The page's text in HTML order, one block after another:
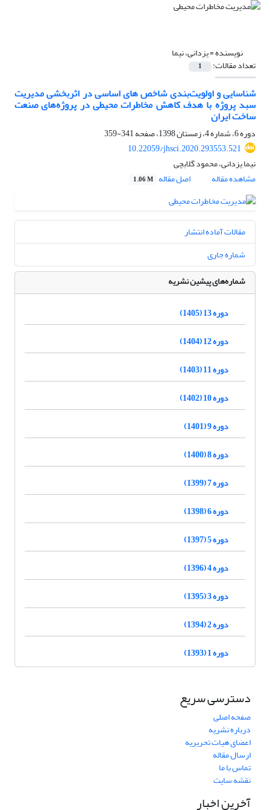
نویسنده =یزدانی، نیما
تعداد مقالات: 1
شناسایی و اولویت‌بندی شاخص های اساسی در اثربخشی مدیریت
سبد پروژه با هدف کاهش مخاطرات محیطی در پروژه‌های صنعت
ساخت ایران
دوره 6، شماره 4، زمستان 1398، صفحه
341-359
10.22059/jhsci.2020.293553.521
نیما یزدانی، محمود گلابچی
مشاهده مقاله
اصل مقاله 1.06 M
مقالات آماده انتشار
شماره جاری
شماره‌های پیشین نشریه
دوره 13 (1405)
دوره 12 (1404)
دوره 11 (1403)
دوره 10 (1402)
دوره 9 (1401)
دوره 8 (1400)
دوره 7 (1399)
دوره 6 (1398)
دوره 5 (1397)
دوره 4 (1396)
دوره 3 (1395)
دوره 2 (1394)
دوره 1 (1393)
دسترسی سریع
صفحه اصلی
درباره نشریه
اعضای هیات تحریریه
ارسال مقاله
تماس با ما
نقشه سایت
آخرین اخبار